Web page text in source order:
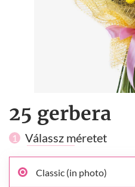
25 gerbera
1 Válassz méretet
Classic (in photo)